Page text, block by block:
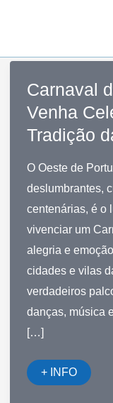
Carnaval
Venha
Tradição
O Oeste de
deslumbrantes,
centenárias, é o
vivenciar um
alegria e
cidades e vilas
verdadeiros
danças, música
[…]
Carnaval
do
Oeste
+ INFO